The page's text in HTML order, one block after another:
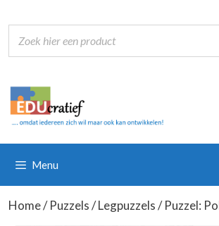
naar
inhoud
Menu
Home/Puzzels/Legpuzzels/ Puzzel: